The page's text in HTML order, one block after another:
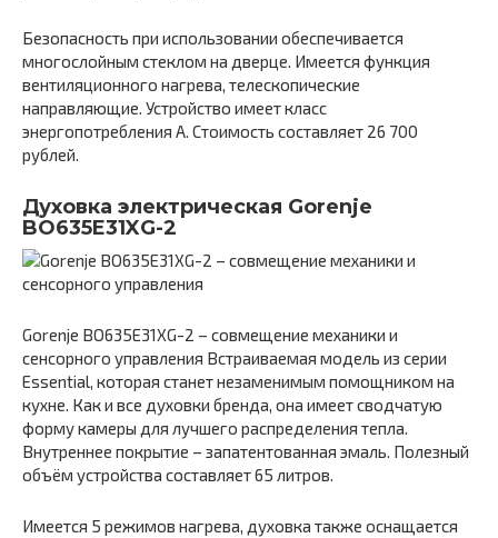
Безопасность при использовании обеспечивается
многослойным стеклом на дверце. Имеется функция
вентиляционного нагрева, телескопические
направляющие. Устройство имеет класс
энергопотребления А. Стоимость составляет 26 700
рублей.
Духовка электрическая Gorenje
BO635E31XG-2
Gorenje BO635E31XG-2 – совмещение механики и
сенсорного управления Встраиваемая модель из серии
Essential, которая станет незаменимым помощником на
кухне. Как и все духовки бренда, она имеет сводчатую
форму камеры для лучшего распределения тепла.
Внутреннее покрытие – запатентованная эмаль. Полезный
объём устройства составляет 65 литров.
Имеется 5 режимов нагрева, духовка также оснащается